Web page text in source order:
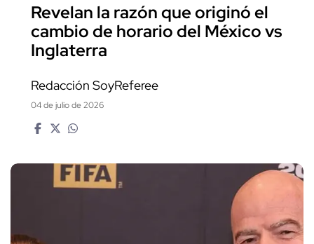
Revelan la razón que originó el
cambio de horario del México vs
Inglaterra
Redacción SoyReferee
04 de julio de 2026